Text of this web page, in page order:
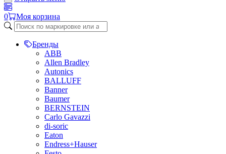
0 Моя корзина
Бренды
ABB
Allen Bradley
Autonics
BALLUFF
Banner
Baumer
BERNSTEIN
Carlo Gavazzi
di-soric
Eaton
Endress+Hauser